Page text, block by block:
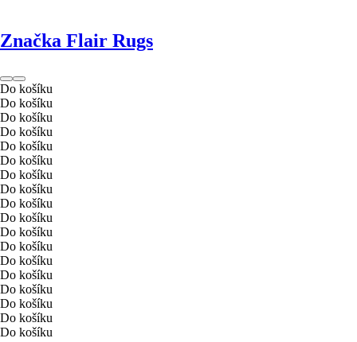
Značka Flair Rugs
Do košíku
Do košíku
Do košíku
Do košíku
Do košíku
Do košíku
Do košíku
Do košíku
Do košíku
Do košíku
Do košíku
Do košíku
Do košíku
Do košíku
Do košíku
Do košíku
Do košíku
Do košíku